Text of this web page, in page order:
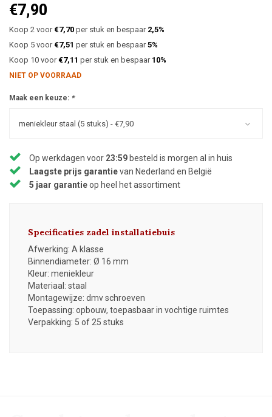
€7,90
Koop 2 voor €7,70 per stuk en bespaar 2,5%
Koop 5 voor €7,51 per stuk en bespaar5%
Koop 10 voor €7,11 per stuk en bespaar 10%
NIET OP VOORRAAD
Maak een keuze: *
meniekleur staal (5 stuks) - €7,90
Op werkdagen voor 23:59 besteld is morgen al in huis
Laagste prijs garantievan Nederland en België
5 jaar garantieop heel het assortiment
Specificaties zadel installatiebuis
Afwerking: A klasse
Binnendiameter: Ø 16 mm
Kleur: meniekleur
Materiaal: staal
Montagewijze: dmv schroeven
Toepassing: opbouw, toepasbaar in vochtige ruimtes
Verpakking: 5 of 25 stuks